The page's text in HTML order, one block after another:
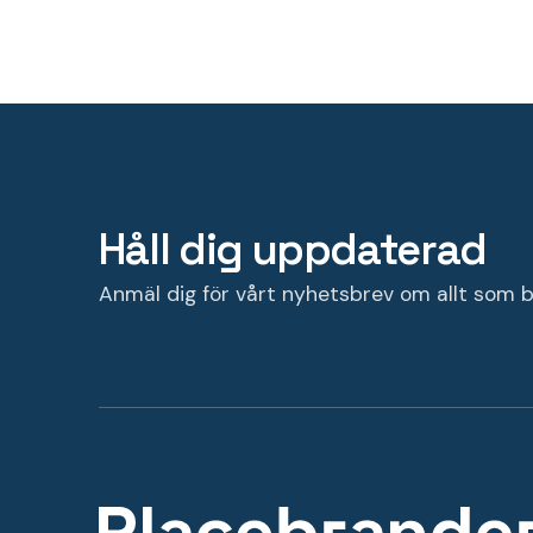
Håll dig uppdaterad
Anmäl dig för vårt nyhetsbrev om allt som